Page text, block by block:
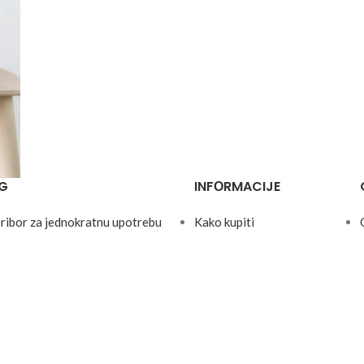
za jednokratnu upotrebu
INFОRMACIJE
Kako kupiti